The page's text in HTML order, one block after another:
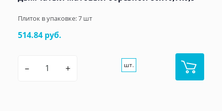
Плиток в упаковке:7 шт
514.84 руб.
– + шт.